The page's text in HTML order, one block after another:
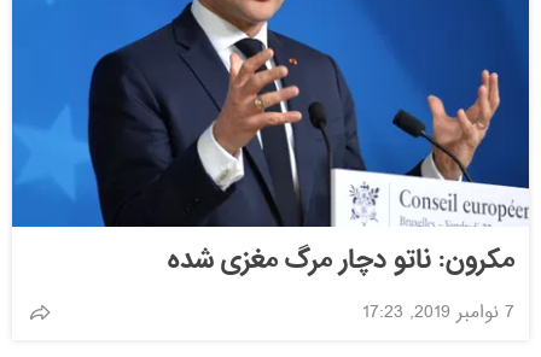
مکرون: ناتو دچار مرگ مغزی شده
7 نوامبر 2019, 17:23